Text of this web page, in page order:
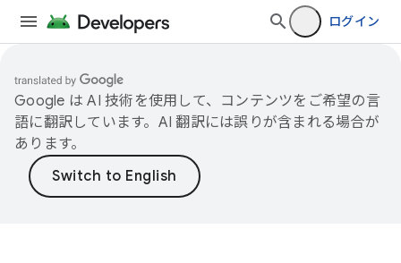
ログイン
Google は AI 技術を使用して、コンテンツをご希望の言
語に翻訳しています。AI 翻訳には誤りが含まれる場合が
あります。